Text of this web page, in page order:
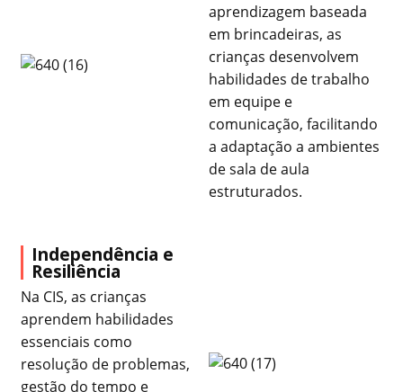
aprendizagem baseada
em brincadeiras, as
crianças desenvolvem
habilidades de trabalho
em equipe e
comunicação, facilitando
a adaptação a ambientes
de sala de aula
estruturados.
Independência e
Resiliência
Na CIS, as crianças
aprendem habilidades
essenciais como
resolução de problemas,
gestão do tempo e